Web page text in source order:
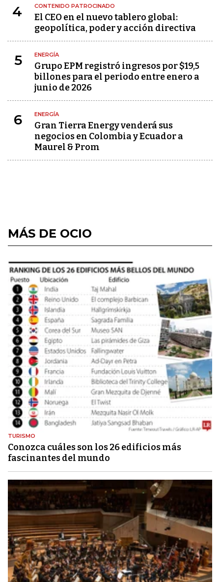
4 CONTENIDO PATROCINADO
El CEO en el nuevo tablero global:
geopolítica, poder y acción directiva
5 ENERGÍA
Grupo EPM registró ingresos por $19,5
billones para el periodo entre enero a
junio de 2026
6 ENERGÍA
Gran Tierra Energy venderá sus
negocios en Colombia y Ecuador a
Maurel & Prom
MÁS DE OCIO
TURISMO
Conozca cuáles son los 26 edificios más
fascinantes del mundo